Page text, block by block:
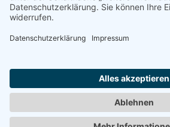
Bestellung
* Alle Preise inkl. gesetzl.